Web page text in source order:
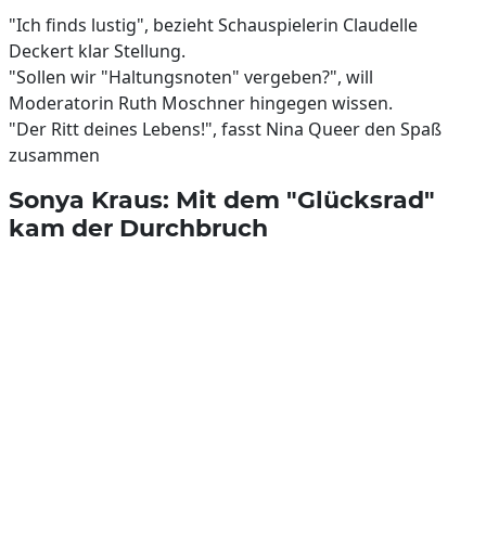
"Ich finds lustig", bezieht Schauspielerin Claudelle
Deckert klar Stellung.
"Sollen wir "Haltungsnoten" vergeben?", will
Moderatorin Ruth Moschner hingegen wissen.
"Der Ritt deines Lebens!", fasst Nina Queer den Spaß
zusammen
Sonya Kraus: Mit dem "Glücksrad"
kam der Durchbruch